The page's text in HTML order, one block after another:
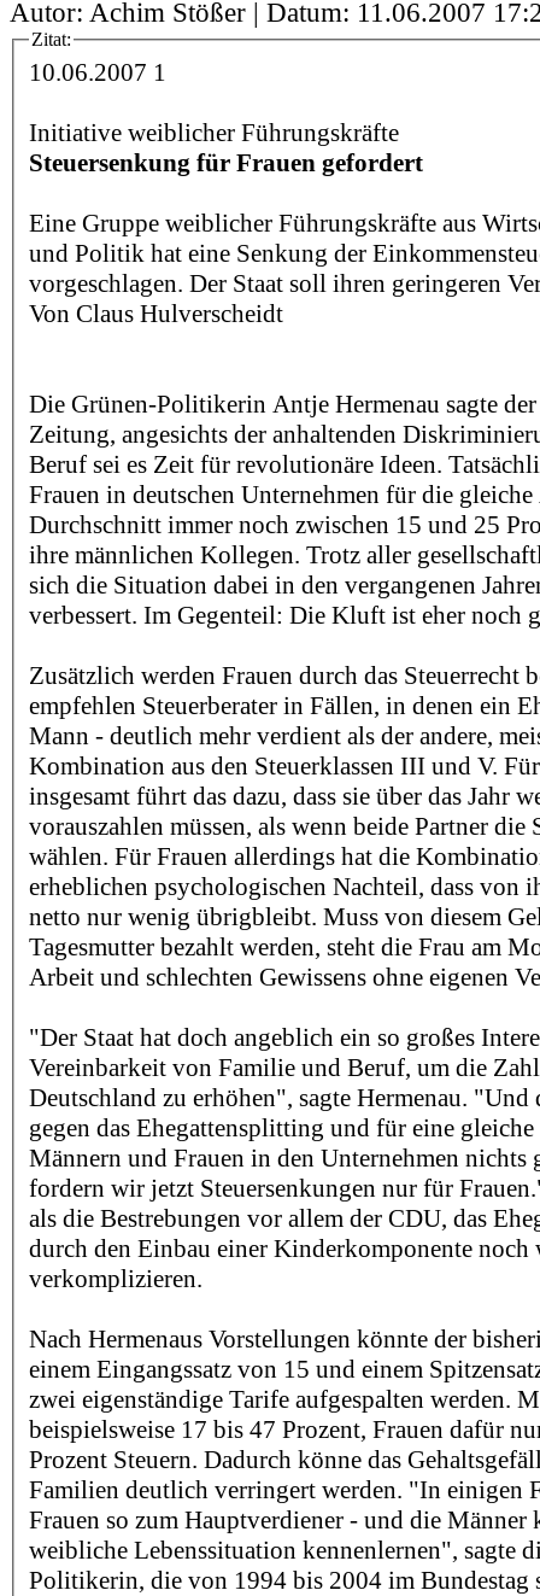
Autor: Achim Stößer | Datum: 11.06.2007
Zitat:
10.06.2007 1
Initiative weiblicher Führungskräfte
Steuersenkung für Frauen gefordert
Eine Gruppe weiblicher Führungskräfte aus
und Politik hat eine Senkung der
vorgeschlagen. Der Staat soll ihren geringeren
Von Claus Hulverscheidt
Die Grünen-Politikerin Antje Hermenau sagte der
Zeitung, angesichts der anhaltenden
Beruf sei es Zeit für revolutionäre Ideen.
Frauen in deutschen Unternehmen für die
Durchschnitt immer noch zwischen 15 und 25
ihre männlichen Kollegen. Trotz aller
sich die Situation dabei in den vergangenen
verbessert. Im Gegenteil: Die Kluft ist eher noch
Zusätzlich werden Frauen durch das Steuerrecht
empfehlen Steuerberater in Fällen, in denen ein
Mann - deutlich mehr verdient als der andere,
Kombination aus den Steuerklassen III und V.
insgesamt führt das dazu, dass sie über das Jahr
vorauszahlen müssen, als wenn beide Partner die
wählen. Für Frauen allerdings hat die
erheblichen psychologischen Nachteil, dass von
netto nur wenig übrigbleibt. Muss von diesem
Tagesmutter bezahlt werden, steht die Frau am
Arbeit und schlechten Gewissens ohne eigenen
"Der Staat hat doch angeblich ein so großes
Vereinbarkeit von Familie und Beruf, um die
Deutschland zu erhöhen", sagte Hermenau. "Und
gegen das Ehegattensplitting und für eine
Männern und Frauen in den Unternehmen nichts
fordern wir jetzt Steuersenkungen nur für
als die Bestrebungen vor allem der CDU, das
durch den Einbau einer Kinderkomponente noch
verkomplizieren.
Nach Hermenaus Vorstellungen könnte der
einem Eingangssatz von 15 und einem
zwei eigenständige Tarife aufgespalten werden.
beispielsweise 17 bis 47 Prozent, Frauen dafür
Prozent Steuern. Dadurch könne das
Familien deutlich verringert werden. "In einigen
Frauen so zum Hauptverdiener - und die Männer
weibliche Lebenssituation kennenlernen", sagte
Politikerin, die von 1994 bis 2004 im Bundestag